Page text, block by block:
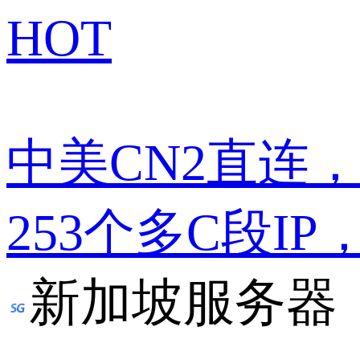
HOT
中美CN2直连
253个多C段IP
新加坡服务器